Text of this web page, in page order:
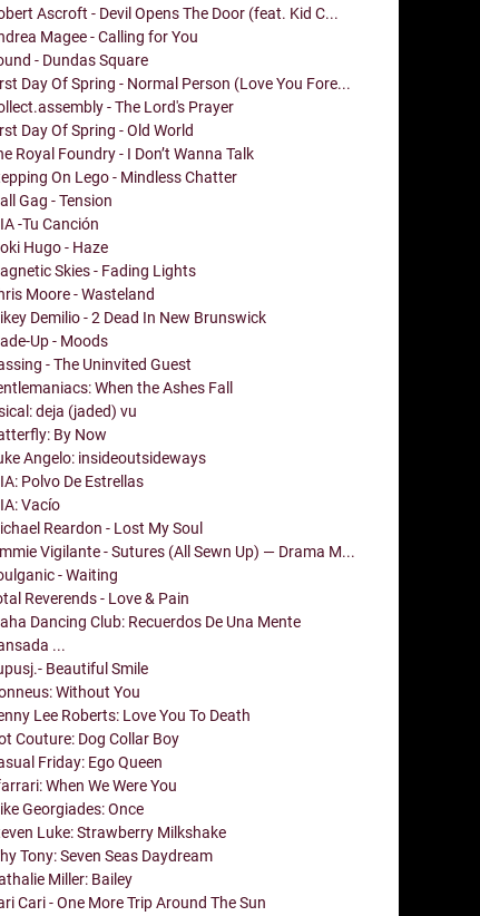
Ascroft - Devil Opens The Door (feat. Kid C...
Magee - Calling for You
- Dundas Square
Day Of Spring - Normal Person (Love You Fore...
- The Lord's Prayer
Day Of Spring - Old World
Royal Foundry - I Don’t Wanna Talk
On Lego - Mindless Chatter
Gag - Tension
-Tu Canción
Hugo - Haze
Skies - Fading Lights
Moore - Wasteland
Demilio - 2 Dead In New Brunswick
Up - Moods
- The Uninvited Guest
When the Ashes Fall
deja (jaded) vu
By Now
Angelo: insideoutsideways
Polvo De Estrellas
Vacío
Reardon - Lost My Soul
Vigilante - Sutures (All Sewn Up) — Drama M...
- Waiting
Reverends - Love & Pain
Dancing Club: Recuerdos De Una Mente
...
Beautiful Smile
Without You
Lee Roberts: Love You To Death
Couture: Dog Collar Boy
Friday: Ego Queen
When We Were You
Georgiades: Once
Luke: Strawberry Milkshake
Tony: Seven Seas Daydream
Miller: Bailey
Cari - One More Trip Around The Sun